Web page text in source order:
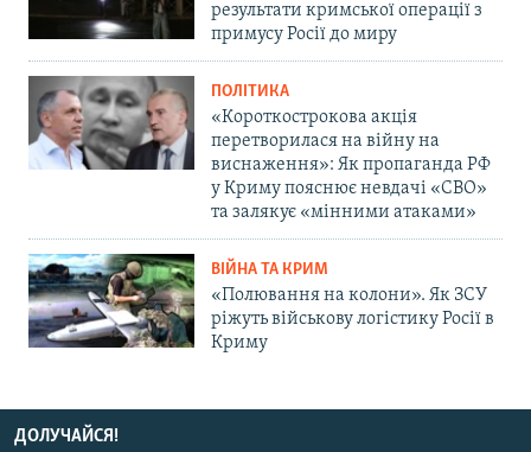
результати кримської операції з
примусу Росії до миру
ПОЛІТИКА
«Короткострокова акція
перетворилася на війну на
виснаження»: Як пропаганда РФ
у Криму пояснює невдачі «СВО»
та залякує «мінними атаками»
ВІЙНА ТА КРИМ
«Полювання на колони». Як ЗСУ
ріжуть військову логістику Росії в
Криму
ДОЛУЧАЙСЯ!